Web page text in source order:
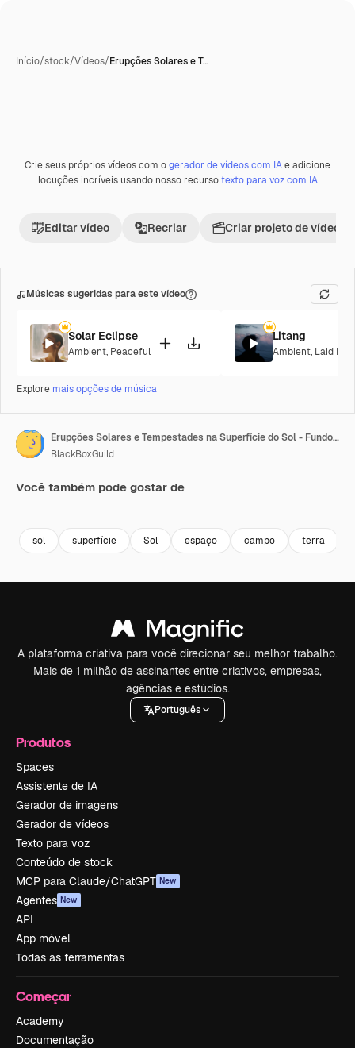
Início/stock/Vídeos/Erupções Solares e T…
Premium
Crie seus próprios vídeos com ogerador de vídeos com IAe adicione
locuções incríveis usando nosso recursotexto para voz com IA
Editar vídeo Recriar Criar projeto de vídeo
Músicas sugeridas para este vídeo
Solar Eclipse
Ambient, Peaceful
Litang
Ambient, Laid
Explore mais opções de música
Erupções Solares e Tempestades na Superfície do Sol - Fundo Espacial.
BlackBoxGuild
Você também pode gostar de
sol superfície Sol espaço campo terra
A plataforma criativa para você direcionar seu melhor trabalho.
Mais de 1 milhão de assinantes entre criativos, empresas,
agências e estúdios.
Português
Produtos
Spaces
Assistente de IA
Gerador de imagens
Gerador de vídeos
Texto para voz
Conteúdo de stock
MCP para Claude/ChatGPT New
Agentes New
API
App móvel
Todas as ferramentas
Começar
Academy
Documentação